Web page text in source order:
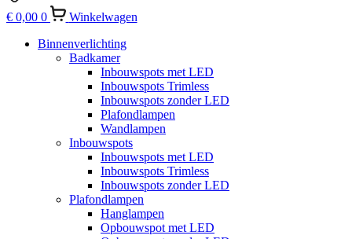
€ 0,00 0
Winkelwagen
Binnenverlichting
Badkamer
Inbouwspots met LED
Inbouwspots Trimless
Inbouwspots zonder LED
Plafondlampen
Wandlampen
Inbouwspots
Inbouwspots met LED
Inbouwspots Trimless
Inbouwspots zonder LED
Plafondlampen
Hanglampen
Opbouwspot met LED